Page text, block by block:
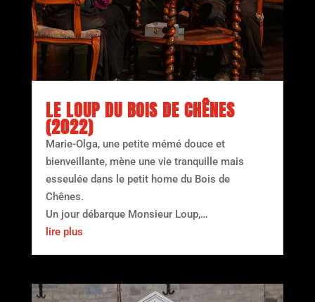
LE LOUP DU BOIS DE CHÊNES
(2022)
Marie-Olga, une petite mémé douce et
bienveillante, mène une vie tranquille mais
esseulée dans le petit home du Bois de
Chênes.
Un jour débarque Monsieur Loup,…
lire plus